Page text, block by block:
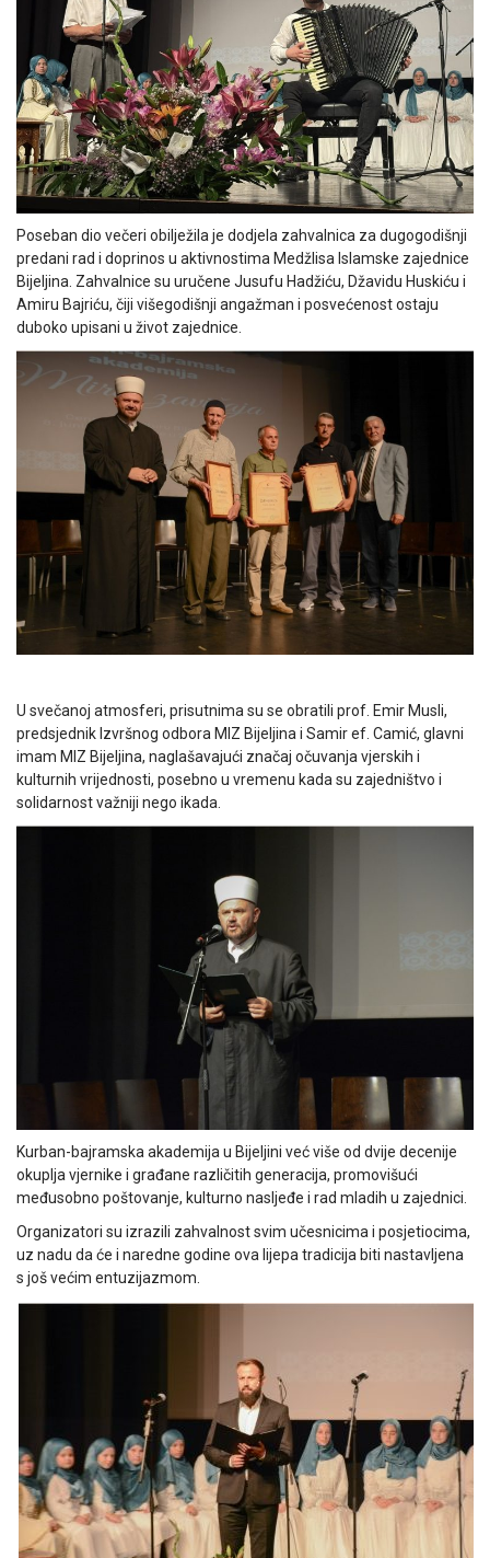
Poseban dio večeri obilježila je dodjela zahvalnica za dugogodišnji
predani rad i doprinos u aktivnostima Medžlisa Islamske zajednice
Bijeljina. Zahvalnice su uručene Jusufu Hadžiću, Džavidu Huskiću i
Amiru Bajriću, čiji višegodišnji angažman i posvećenost ostaju
duboko upisani u život zajednice.
U svečanoj atmosferi, prisutnima su se obratili prof. Emir Musli,
predsjednik Izvršnog odbora MIZ Bijeljina i Samir ef. Camić, glavni
imam MIZ Bijeljina, naglašavajući značaj očuvanja vjerskih i
kulturnih vrijednosti, posebno u vremenu kada su zajedništvo i
solidarnost važniji nego ikada.
Kurban-bajramska akademija u Bijeljini već više od dvije decenije
okuplja vjernike i građane različitih generacija, promovišući
međusobno poštovanje, kulturno nasljeđe i rad mladih u zajednici.
Organizatori su izrazili zahvalnost svim učesnicima i posjetiocima,
uz nadu da će i naredne godine ova lijepa tradicija biti nastavljena
s još većim entuzijazmom.